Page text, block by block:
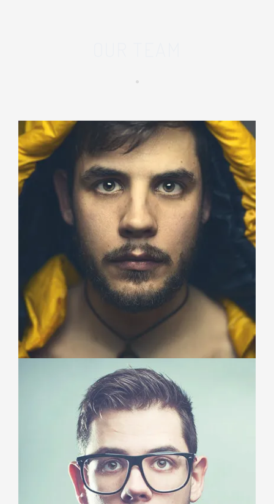
JOHN SMITH
Project Manager
Duis aute irure dolor in reprehenderit in voluptate velit
esse cillum dolore eu fugiat nulla pariatur.